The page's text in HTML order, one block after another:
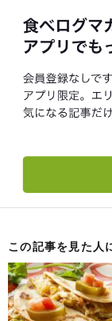
この記事を見た人